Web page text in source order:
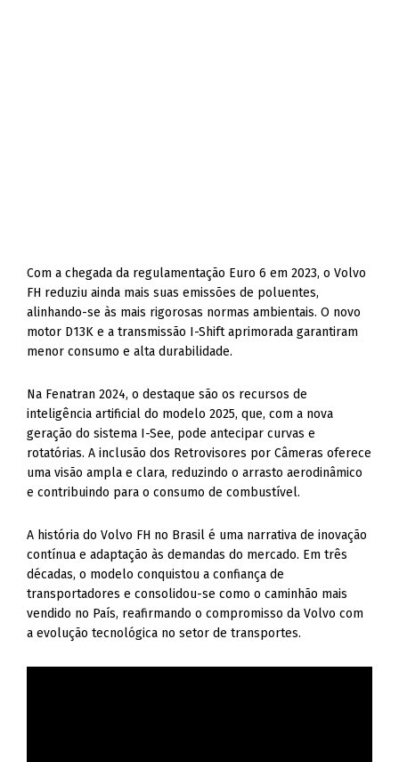
Com a chegada da regulamentação Euro 6 em 2023, o Volvo
FH reduziu ainda mais suas emissões de poluentes,
alinhando-se às mais rigorosas normas ambientais. O novo
motor D13K e a transmissão I-Shift aprimorada garantiram
menor consumo e alta durabilidade.
Na Fenatran 2024, o destaque são os recursos de
inteligência artificial do modelo 2025, que, com a nova
geração do sistema I-See, pode antecipar curvas e
rotatórias. A inclusão dos Retrovisores por Câmeras oferece
uma visão ampla e clara, reduzindo o arrasto aerodinâmico
e contribuindo para o consumo de combustível.
A história do Volvo FH no Brasil é uma narrativa de inovação
contínua e adaptação às demandas do mercado. Em três
décadas, o modelo conquistou a confiança de
transportadores e consolidou-se como o caminhão mais
vendido no País, reafirmando o compromisso da Volvo com
a evolução tecnológica no setor de transportes.